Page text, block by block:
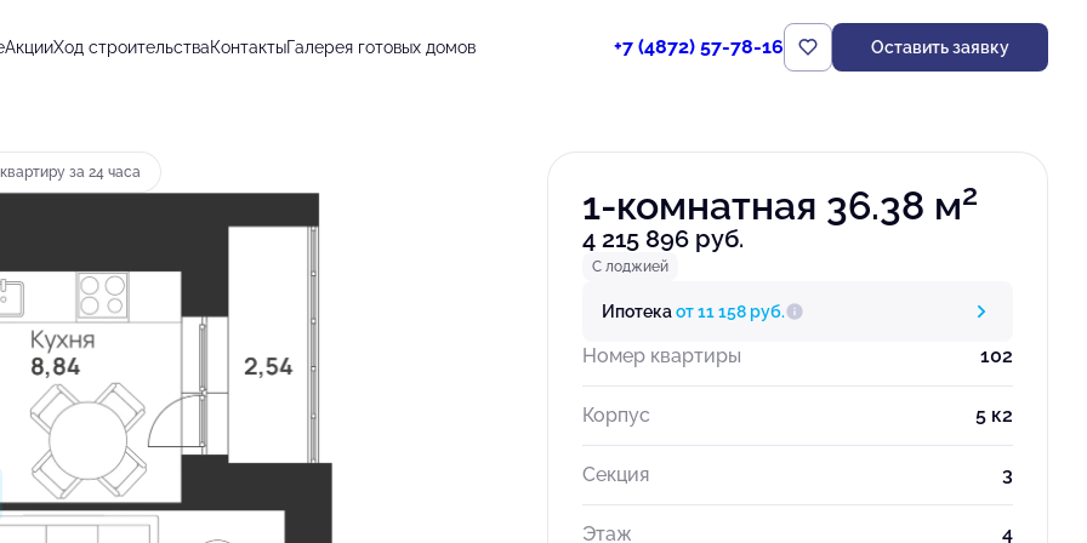
АкцииХод строительстваКонтактыГалерея готовых домов +7 (4872) 57-78-16 Оставить заявку
11 158 руб. Забронировать
за 24 часа
1-комнатная 36.38 м2
4 215 896 руб.
С лоджией
Ипотекаот 11 158 руб.
Номер квартиры 102
Корпус 5 к2
Секция 3
Этаж 4